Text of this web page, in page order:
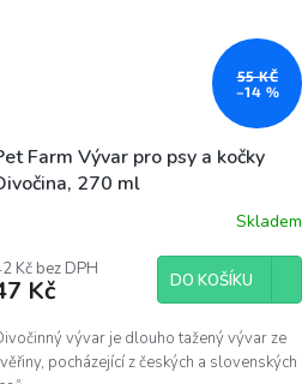
55 KČ
–14 %
Farm Vývar pro psy a kočky
270 ml
Skladem
Kč bez DPH
Kč DO KOŠÍKU
vývar je dlouho tažený vývar ze
pocházející z českých a slovenských